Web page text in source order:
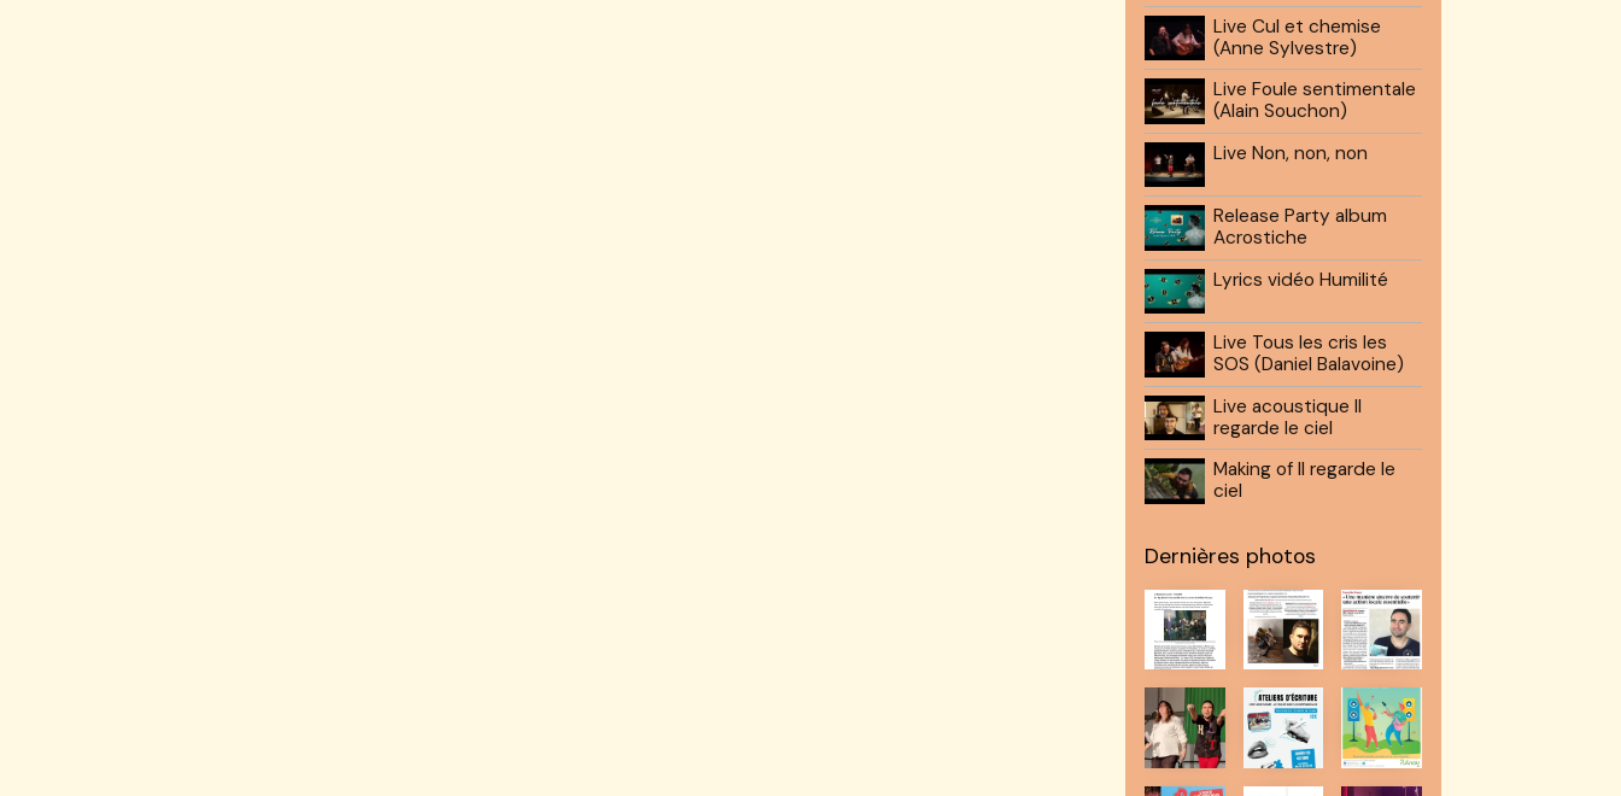
Live Cul et chemise
(Anne Sylvestre)
Live Foule sentimentale
(Alain Souchon)
Live Non, non, non
Release Party album
Acrostiche
Lyrics vidéo Humilité
Live Tous les cris les
SOS (Daniel Balavoine)
Live acoustique Il
regarde le ciel
Making of Il regarde le
ciel
Dernières photos